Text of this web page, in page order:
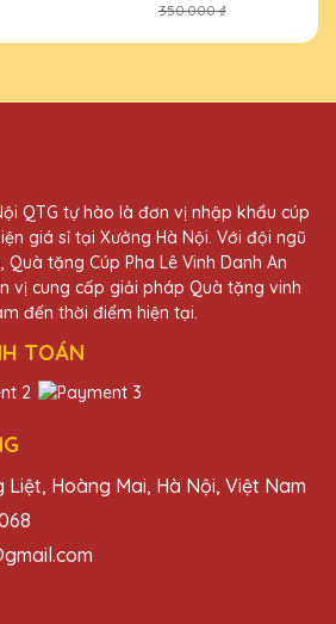
350.000 ₫
QTG tự hào là đơn vị nhập khẩu cúp
giá sỉ tại Xưởng Hà Nội. Với đội ngũ
tặng Cúp Pha Lê Vinh Danh An
vị cung cấp giải pháp Quà tặng vinh
đến thời điểm hiện tại.
TOÁN
Liệt, Hoàng Mai, Hà Nội, Việt Nam